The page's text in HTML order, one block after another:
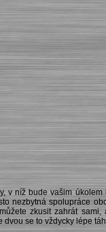
v níž bude vašim úkolem
nezbytná spolupráce
zkusit zahrát
dvou se to vždycky lépe